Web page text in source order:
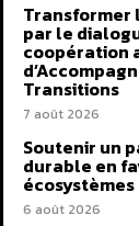
par le
coopération
Transitions
7 août 2026
Soutenir un
durable en
6 août 2026